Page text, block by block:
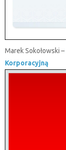
Marek Sokołowski –
Korporacyjną